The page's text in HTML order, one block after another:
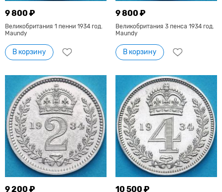
9 800 ₽
Великобритания 1 пенни 1934 год.
Maundy
В корзину
9 800 ₽
Великобритания 3 пенса 1934 год.
Maundy
В корзину
9 200 ₽ 10 500 ₽